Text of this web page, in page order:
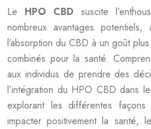
Le HPO CBD suscite
nombreux avantages potentiels,
l’absorption du CBD à un goût
combinés pour la santé.
aux individus de prendre des
l’intégration du HPO CBD dans
explorant les différentes
impacter positivement la santé,